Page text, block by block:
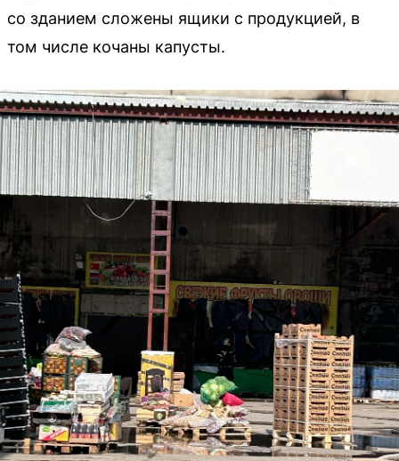
со зданием сложены ящики с продукцией, в
том числе кочаны капусты.